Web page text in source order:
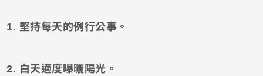
1. 堅持每天的例行公事。
2. 白天適度曝曬陽光。